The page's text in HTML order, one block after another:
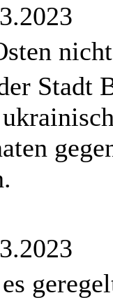
Stadt